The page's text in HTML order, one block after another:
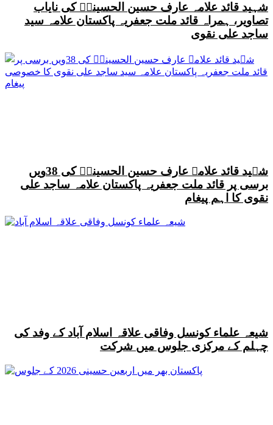
شہید قائد علامہ عارف حسین الحسینیؒ کی نایاب
تصاویر، ہمراہ قائد ملت جعفریہ پاکستان علامہ سید
ساجد علی نقوی
شہید قائد علامہ عارف حسین الحسینیؒ کی 38ویں
برسی پر قائد ملت جعفریہ پاکستان علامہ ساجد علی
نقوی کا اہم پیغام
شیعہ علماء کونسل وفاقی علاقہ اسلام آباد کے وفد کی
چہلم کے مرکزی جلوس میں شرکت